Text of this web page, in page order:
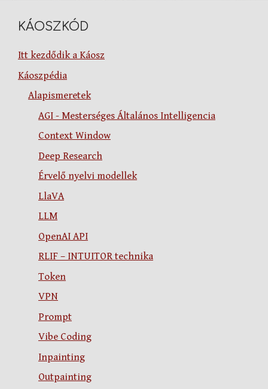
KÁOSZKÓD
Itt kezdődik a Káosz
Káoszpédia
Alapismeretek
AGI - Mesterséges Általános Intelligencia
Context Window
Deep Research
Érvelő nyelvi modellek
LlaVA
LLM
OpenAI API
RLIF – INTUITOR technika
Token
VPN
Prompt
Vibe Coding
Inpainting
Outpainting